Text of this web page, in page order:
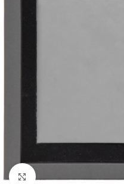
Click to enlarge